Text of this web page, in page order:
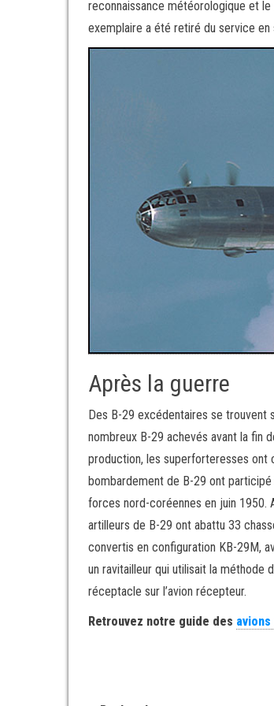
reconnaissance météorologique et
exemplaire a été retiré du service
Après la guerre
Des B-29 excédentaires se trouvent
nombreux B-29 achevés avant la fin
production, les superforteresses ont
bombardement de B-29 ont
forces nord-coréennes en juin 1950.
artilleurs de B-29 ont abattu 33
convertis en configuration KB-29M,
un ravitailleur qui utilisait la méthode
réceptacle sur l’avion récepteur.
Retrouvez notre guide des